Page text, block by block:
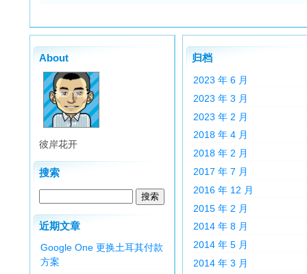
About
彼岸花开
搜索
近期文章
Google One 更换土耳其付款
方案
归档
2023 年 6 月
2023 年 3 月
2023 年 2 月
2018 年 4 月
2018 年 2 月
2017 年 7 月
2016 年 12 月
2015 年 2 月
2014 年 8 月
2014 年 5 月
2014 年 3 月